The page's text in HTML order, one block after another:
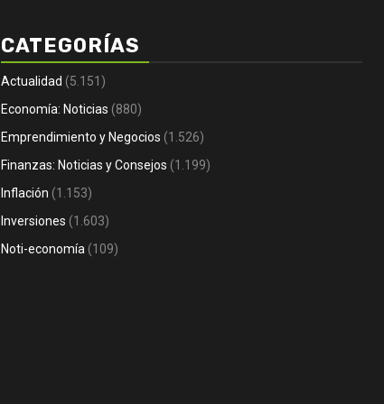
Emprendimiento y Negocios
Noti- Economia: Ayudas a empresas y
autónomos por la crisis en Ceuta
1 hora Atrás Noti-economía
CATEGORÍAS
Actualidad (5.151)
Economía: Noticias (880)
Emprendimiento y Negocios (1.526)
Finanzas: Noticias y Consejos (1.199)
Inflación (1.153)
Inversiones (1.603)
Noti-economía (109)